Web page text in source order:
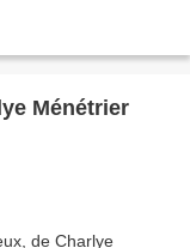
Ménétrier